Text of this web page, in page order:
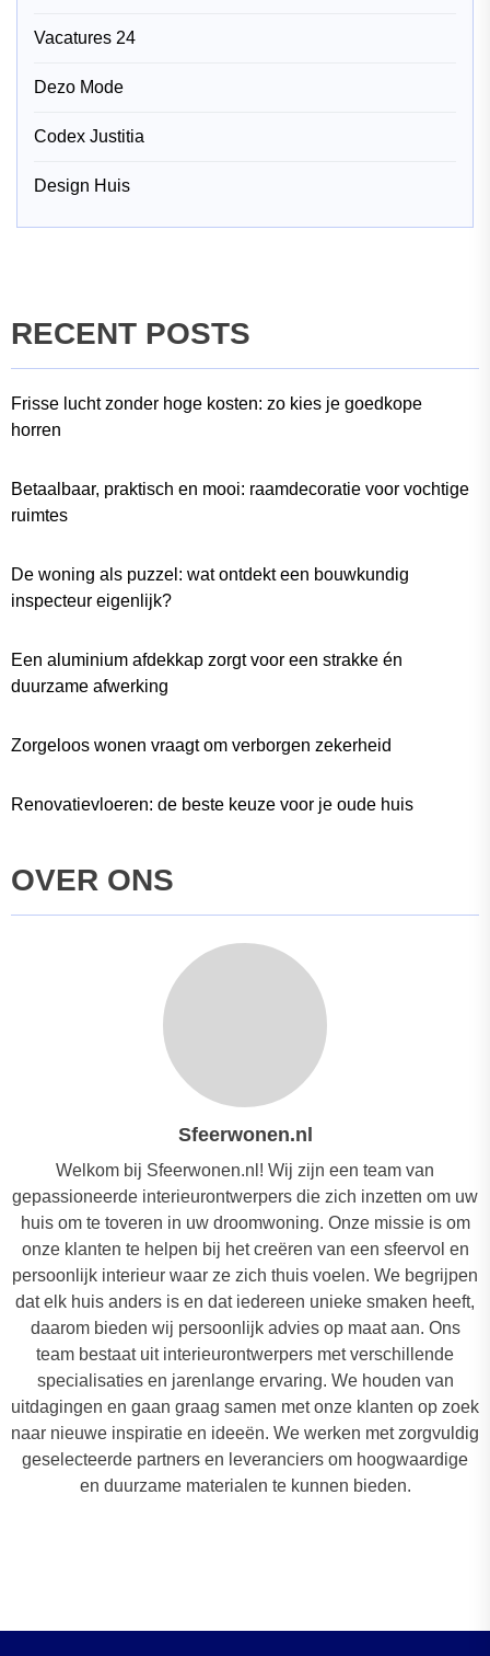
Vacatures 24
Dezo Mode
Codex Justitia
Design Huis
RECENT POSTS
Frisse lucht zonder hoge kosten: zo kies je goedkope
horren
Betaalbaar, praktisch en mooi: raamdecoratie voor vochtige
ruimtes
De woning als puzzel: wat ontdekt een bouwkundig
inspecteur eigenlijk?
Een aluminium afdekkap zorgt voor een strakke én
duurzame afwerking
Zorgeloos wonen vraagt om verborgen zekerheid
Renovatievloeren: de beste keuze voor je oude huis
OVER ONS
Sfeerwonen.nl
Welkom bij Sfeerwonen.nl! Wij zijn een team van
gepassioneerde interieurontwerpers die zich inzetten om uw
huis om te toveren in uw droomwoning. Onze missie is om
onze klanten te helpen bij het creëren van een sfeervol en
persoonlijk interieur waar ze zich thuis voelen. We begrijpen
dat elk huis anders is en dat iedereen unieke smaken heeft,
daarom bieden wij persoonlijk advies op maat aan. Ons
team bestaat uit interieurontwerpers met verschillende
specialisaties en jarenlange ervaring. We houden van
uitdagingen en gaan graag samen met onze klanten op zoek
naar nieuwe inspiratie en ideeën. We werken met zorgvuldig
geselecteerde partners en leveranciers om hoogwaardige
en duurzame materialen te kunnen bieden.